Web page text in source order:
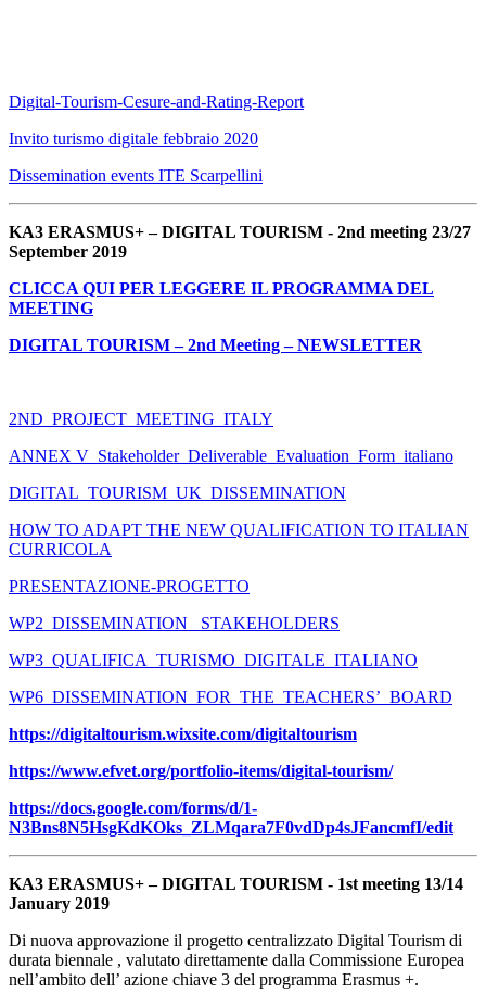
Digital-Tourism-Cesure-and-Rating-Report
Invito turismo digitale febbraio 2020
Dissemination events ITE Scarpellini
KA3 ERASMUS+ – DIGITAL TOURISM - 2nd meeting 23/27
September 2019
CLICCA QUI PER LEGGERE IL PROGRAMMA DEL
MEETING
DIGITAL TOURISM – 2nd Meeting – NEWSLETTER
2ND_PROJECT_MEETING_ITALY
ANNEX V_Stakeholder_Deliverable_Evaluation_Form_italiano
DIGITAL_TOURISM_UK_DISSEMINATION
HOW TO ADAPT THE NEW QUALIFICATION TO ITALIAN
CURRICOLA
PRESENTAZIONE-PROGETTO
WP2_DISSEMINATION _STAKEHOLDERS
WP3_QUALIFICA_TURISMO_DIGITALE_ITALIANO
WP6_DISSEMINATION_FOR_THE_TEACHERS’_BOARD
https://digitaltourism.wixsite.com/digitaltourism
https://www.efvet.org/portfolio-items/digital-tourism/
https://docs.google.com/forms/d/1-
N3Bns8N5HsgKdKOks_ZLMqara7F0vdDp4sJFancmfI/edit
KA3 ERASMUS+ – DIGITAL TOURISM - 1st meeting 13/14
January 2019
Di nuova approvazione il progetto centralizzato Digital Tourism di
durata biennale , valutato direttamente dalla Commissione Europea
nell’ambito dell’ azione chiave 3 del programma Erasmus +.